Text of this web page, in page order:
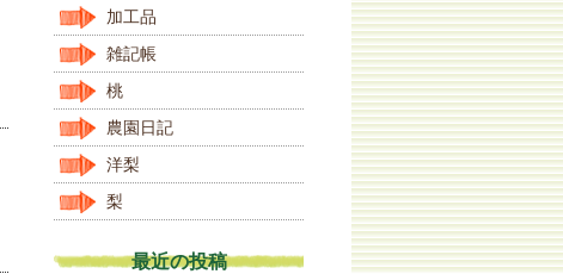
加工品
雑記帳
桃
農園日記
洋梨
梨
最近の投稿